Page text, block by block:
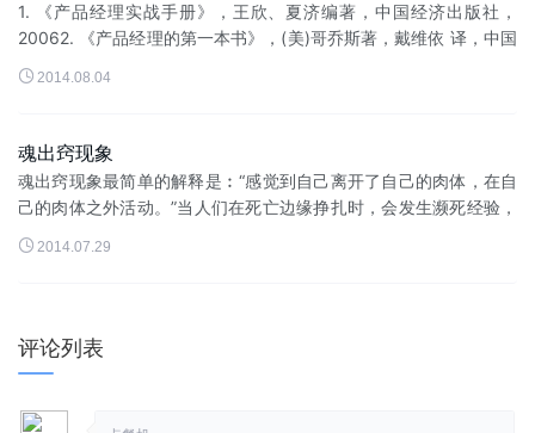
1. 《产品经理实战手册》，王欣、夏济编著，中国经济出版社，
20062. 《产品经理的第一本书》，(美)哥乔斯著，戴维依 译，中国
财经出版社，20043. 《产品经理的第二本书》，(美)哥乔斯著，戴
维...
 2014.08.04
魂出窍现象
魂出窍现象最简单的解释是︰“感觉到自己离开了自己的肉体，在自
己的肉体之外活动。”当人们在死亡边缘挣扎时，会发生濒死经验，
很多时灵魂出窍是濒死经验的其中一部份。当濒死者昏迷时，他...
 2014.07.29
评论列表